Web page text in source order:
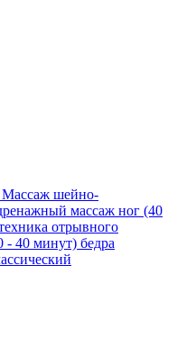
Массаж шейно-
массаж ног (40
отрывного
40 минут) бедра